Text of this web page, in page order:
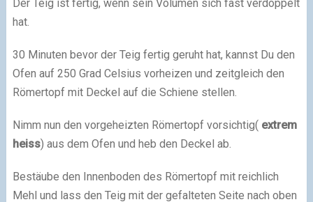
Der Teig ist fertig, wenn sein Volumen sich fast verdoppelt
hat.
30 Minuten bevor der Teig fertig geruht hat, kannst Du den
Ofen auf 250 Grad Celsius vorheizen und zeitgleich den
Römertopf mit Deckel auf die Schiene stellen.
Nimm nun den vorgeheizten Römertopf vorsichtig( extrem
heiss) aus dem Ofen und heb den Deckel ab.
Bestäube den Innenboden des Römertopf mit reichlich
Mehl und lass den Teig mit der gefalteten Seite nach oben